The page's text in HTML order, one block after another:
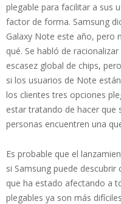
plegable para facilitar a sus
factor de forma. Samsung
Galaxy Note este año, pero
qué. Se habló de
escasez global de chips,
si los usuarios de Note
los clientes tres opciones
estar tratando de hacer que
personas encuentren una
Es probable que el
si Samsung puede
que ha estado afectando a
plegables ya son más